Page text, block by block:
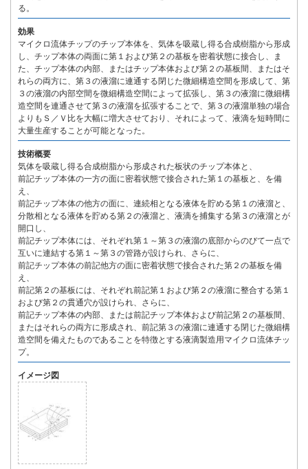
る。
効果
マイクロ流体チップのチップ本体を、気体を吸蔵し得る合成樹脂から形成
し、チップ本体の両面に第１および第２の基板を密着状態に接合し、ま
た、チップ本体の内部、またはチップ本体および第２の基板間、またはそ
れらの両方に、第３の液溜に連通する閉じた微細構造空間を形成して、第
３の液溜の内部空間を微細構造空間によって拡張し、第３の液溜に微細構
造空間を連通させて第３の液溜を拡張することで、第３の液溜単独の場合
よりもＳ／Ｖ比を大幅に増大させており、それによって、液滴を短時間に
大量生産することが可能となった。
技術概要
気体を吸蔵し得る合成樹脂から形成された板状のチップ本体と、
前記チップ本体の一方の面に密着状態で接合された第１の基板と、を備
え、
前記チップ本体の他方の面に、連続相となる液体を貯める第１の液溜と、
分散相となる液体を貯める第２の液溜と、液滴を捕集する第３の液溜とが
開口し、
前記チップ本体には、それぞれ第１～第３の液溜の底部からのびて一点で
互いに連結する第１～第３の管路が設けられ、さらに、
前記チップ本体の前記他方の面に密着状態で接合された第２の基板を備
え、
前記第２の基板には、それぞれ前記第１および第２の液溜に整合する第１
および第２の貫通穴が設けられ、さらに、
前記チップ本体の内部、または前記チップ本体および前記第２の基板間、
またはそれらの両方に形成され、前記第３の液溜に連通する閉じた微細構
造空間を備えたものであることを特徴とする液滴製造用マイクロ流体チッ
プ。
イメージ図